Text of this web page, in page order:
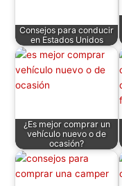
p o
k
Consejos para conducir
en Estados Unidos
¿Es mejor comprar un
vehículo nuevo o de
ocasión?